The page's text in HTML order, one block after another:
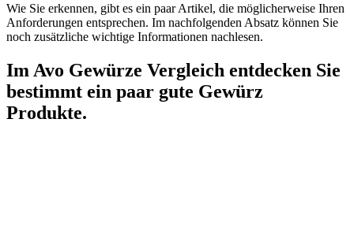
Wie Sie erkennen, gibt es ein paar Artikel, die möglicherweise Ihren
Anforderungen entsprechen. Im nachfolgenden Absatz können Sie
noch zusätzliche wichtige Informationen nachlesen.
Im Avo Gewürze Vergleich entdecken Sie
bestimmt ein paar gute Gewürz
Produkte.